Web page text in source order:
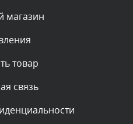
после проверки
магазин
товар
связь